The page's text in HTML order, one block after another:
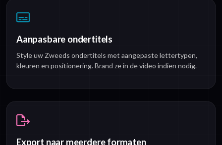
Aanpasbare ondertitels
Style uw Zweeds ondertitels met aangepaste lettertypen,
kleuren en positionering. Brand ze in de video indien nodig.
Export naar meerdere formaten